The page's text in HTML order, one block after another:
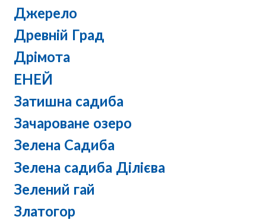
Джерело
Древній Град
Дрімота
ЕНЕЙ
Затишна садиба
Зачароване озеро
Зелена Садиба
Зелена садиба Ділієва
Зелений гай
Златогор